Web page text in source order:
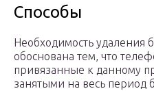
Способы
Необходимость удаления
обоснована тем, что
привязанные к данному
занятыми на весь период